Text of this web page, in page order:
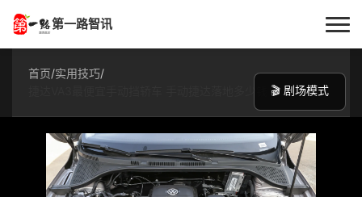
第一路智讯
首页
技术解答
科普文章
首页 /实用技巧/
🎬 剧场模式